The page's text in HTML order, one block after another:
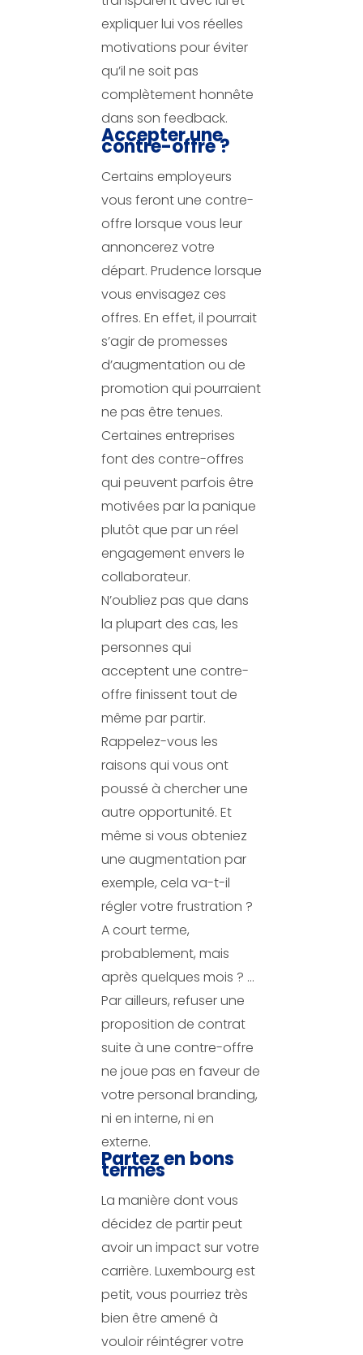
expliquer lui vos réelles
motivations pour éviter
qu’il ne soit pas
complètement honnête
dans son feedback.
Accepter une
contre-offre ?
Certains employeurs
vous feront une contre-
offre lorsque vous leur
annoncerez votre
départ. Prudence lorsque
vous envisagez ces
offres. En effet, il pourrait
s’agir de promesses
d’augmentation ou de
promotion qui pourraient
ne pas être tenues.
Certaines entreprises
font des contre-offres
qui peuvent parfois être
motivées par la panique
plutôt que par un réel
engagement envers le
collaborateur.
N’oubliez pas que dans
la plupart des cas, les
personnes qui
acceptent une contre-
offre finissent tout de
même par partir.
Rappelez-vous les
raisons qui vous ont
poussé à chercher une
autre opportunité. Et
même si vous obteniez
une augmentation par
exemple, cela va-t-il
régler votre frustration ?
A court terme,
probablement, mais
après quelques mois ? …
Par ailleurs, refuser une
proposition de contrat
suite à une contre-offre
ne joue pas en faveur de
votre personal branding,
ni en interne, ni en
externe.
Partez en bons
termes
La manière dont vous
décidez de partir peut
avoir un impact sur votre
carrière. Luxembourg est
petit, vous pourriez très
bien être amené à
vouloir réintégrer votre